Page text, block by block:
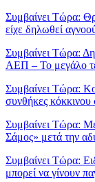
Συμβαίνει Τώρα:
είχε δηλωθεί
Συμβαίνει Τώρα:
ΑΕΠ – Το μεγάλο
Συμβαίνει Τώρα:
συνθήκες
Συμβαίνει Τώρα:
Σάμος» μετά την
Συμβαίνει Τώρα:
μπορεί να γίνουν